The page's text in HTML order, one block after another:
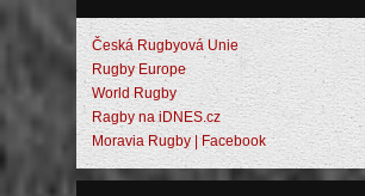
Česká Rugbyová Unie
Rugby Europe
World Rugby
Ragby na iDNES.cz
Moravia Rugby | Facebook